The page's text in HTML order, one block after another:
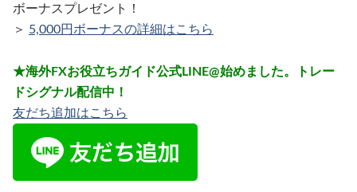
ボーナスプレゼント！
＞ 5,000円ボーナスの詳細はこちら
★海外FXお役立ちガイド公式LINE@始めました。トレー
ドシグナル配信中！
友だち追加はこちら